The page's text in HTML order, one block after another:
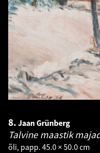
8. Jaan Grünberg
Talvine maastik
õli, papp. 45.0 × 50.0 cm